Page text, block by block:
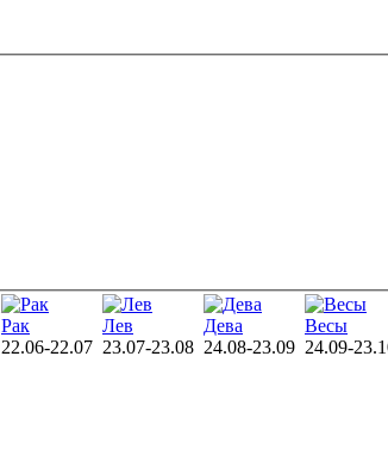
Рак
22.06-22.07
Лев
23.07-23.08
Дева
24.08-23.09
Весы
24.09-